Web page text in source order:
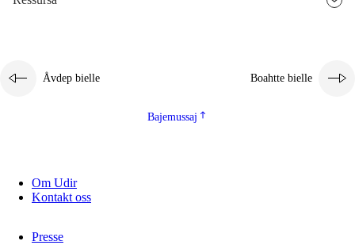
Åvdep bielle Boahtte bielle
Bajemussaj
Om Udir
Kontakt oss
Presse